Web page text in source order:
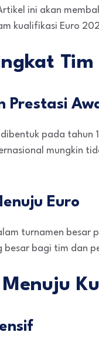
ini akan
kualifikasi Euro
Prestasi
pada tahun
mungkin
Euro
turnamen besar
besar bagi tim dan
Menuju